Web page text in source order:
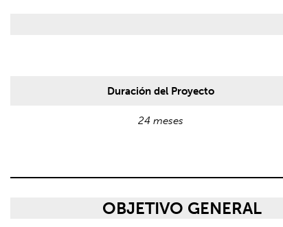
Duración del Proyecto
24 meses
OBJETIVO GENERAL